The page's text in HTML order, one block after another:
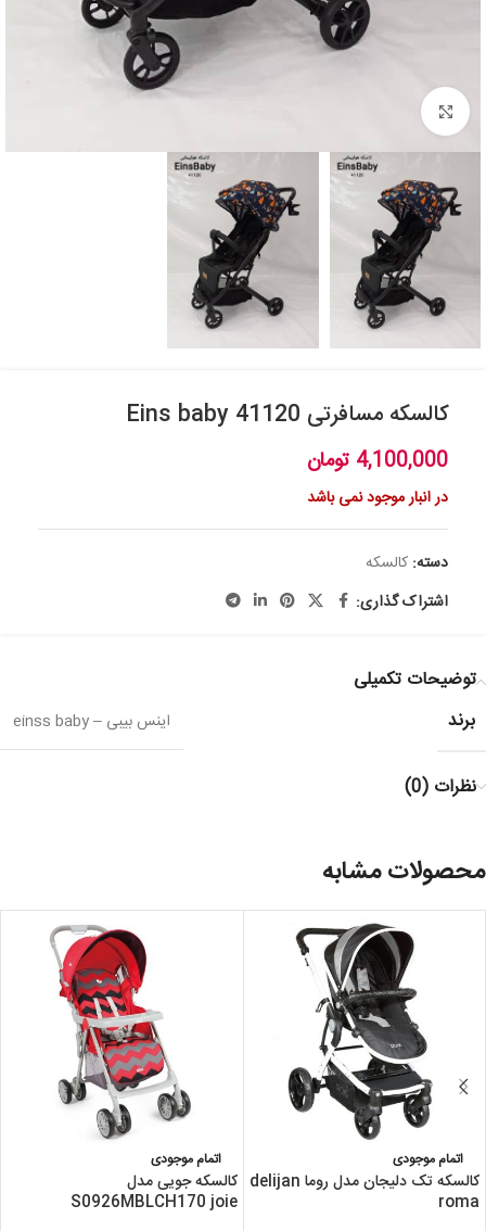
بزرگنمایی تصویر
کالسکه مسافرتی 41120 Eins baby
4,100,000 تومان
در انبار موجود نمی باشد
دسته: کالسکه
اشتراک گذاری:
توضیحات تکمیلی
برند
اینس بیبی – einss baby
نظرات (0)
محصولات مشابه
اتمام موجودی
کالسکه تک دلیجان مدل روما delijan
roma
اتمام موجودی
کالسکه جویی مدل
S0926MBLCH170 joie